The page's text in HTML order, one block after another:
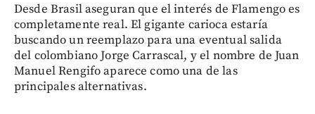
Desde Brasil aseguran que el interés de Flamengo es
completamente real. El gigante carioca estaría
buscando un reemplazo para una eventual salida
del colombiano Jorge Carrascal, y el nombre de Juan
Manuel Rengifo aparece como una de las
principales alternativas.